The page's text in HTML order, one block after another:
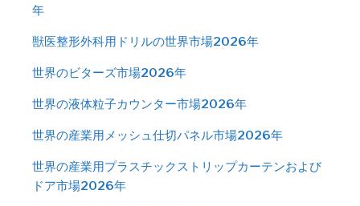
年
獣医整形外科用ドリルの世界市場2026年
世界のビターズ市場2026年
世界の液体粒子カウンター市場2026年
世界の産業用メッシュ仕切パネル市場2026年
世界の産業用プラスチックストリップカーテンおよび
ドア市場2026年